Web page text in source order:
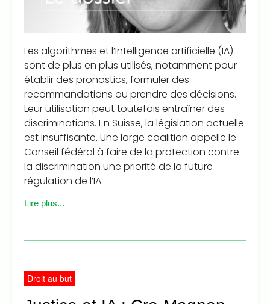
Les algorithmes et l’Intelligence artificielle (IA)
sont de plus en plus utilisés, notamment pour
établir des pronostics, formuler des
recommandations ou prendre des décisions.
Leur utilisation peut toutefois entraîner des
discriminations. En Suisse, la législation actuelle
est insuffisante. Une large coalition appelle le
Conseil fédéral à faire de la protection contre
la discrimination une priorité de la future
régulation de l’IA.
Lire plus...
Droit au but